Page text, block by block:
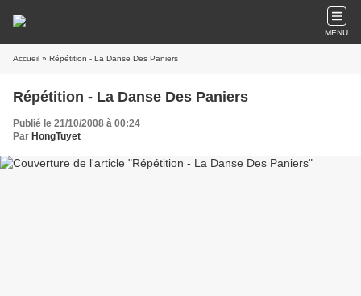
MENU
Accueil » Répétition - La Danse Des Paniers
Répétition - La Danse Des Paniers
Publié le 21/10/2008 à 00:24
Par HongTuyet